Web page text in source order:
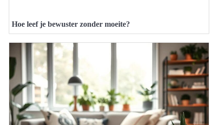
Hoe leef je bewuster zonder moeite?